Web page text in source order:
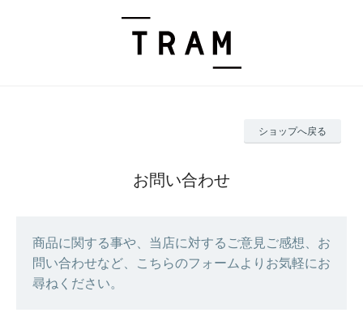
ショップへ戻る
お問い合わせ
商品に関する事や、当店に対するご意見ご感想、お
問い合わせなど、こちらのフォームよりお気軽にお
尋ねください。